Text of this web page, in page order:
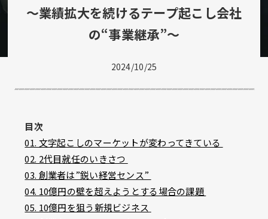
～業績拡大を続けるテープ起こし会社
の“事業継承”～
2024/10/25
目次
01. 文字起こしのマーケットが変わってきている
02. 2代目就任のいきさつ
03. 創業者は”鋭い経営センス”
04. 10億円の壁を超えようとする場合の課題
05. 10億円を狙う新規ビジネス